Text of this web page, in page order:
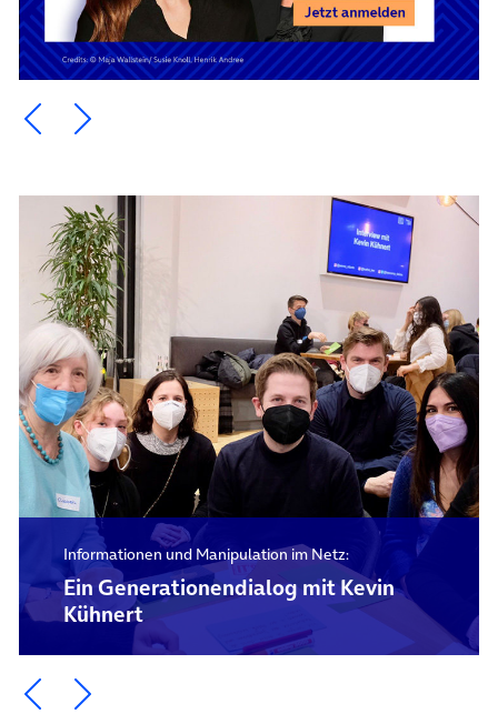
Ein Element zurück blättern
Ein Element weiter blättern
Informationen und Manipulation im Netz:
Ein Generationendialog mit Kevin
Kühnert
Ein Element zurück blättern
Ein Element weiter blättern